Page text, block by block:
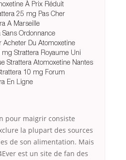
À Prix Réduit
25 mg Pas Cher
A Marseille
Ordonnance
Acheter Du Atomoxetine
Strattera Royaume Uni
Strattera Atomoxetine Nantes
10 mg Forum
En Ligne
pour maigrir consiste
la plupart des sources
de son alimentation. Mais
est un site de fan des